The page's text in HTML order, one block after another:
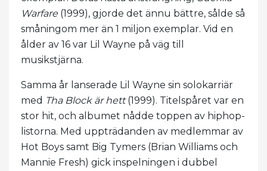
Warfare(1999), gjorde det ännu bättre, sålde så
småningom mer än 1 miljon exemplar. Vid en
ålder av 16 var Lil Wayne på väg till
musikstjärna.
Samma år lanserade Lil Wayne sin solokarriär
med Tha Block är hett(1999). Titelspåret var en
stor hit, och albumet nådde toppen av hiphop-
listorna. Med uppträdanden av medlemmar av
Hot Boys samt Big Tymers (Brian Williams och
Mannie Fresh) gick inspelningen i dubbel